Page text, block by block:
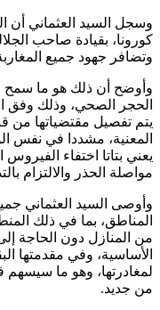
وسجل السيد العثماني أن
كورونا، بقيادة صاحب
وتضافر جهود جميع
وأوضح أن ذلك هو ما سمح
الحجر الصحي، وذلك وفق
يتم تفصيل مقتضياتها من
المعنية، مشددا في نفس
يعني بتاتا اختفاء
مواصلة الحذر والالتزام
وأوصى السيد العثماني
المناطق، بما في ذلك
من المنازل دون الحاجة
الأساسية، وفي مقدمتها
لمغادرتها، وهو ما
من جديد.